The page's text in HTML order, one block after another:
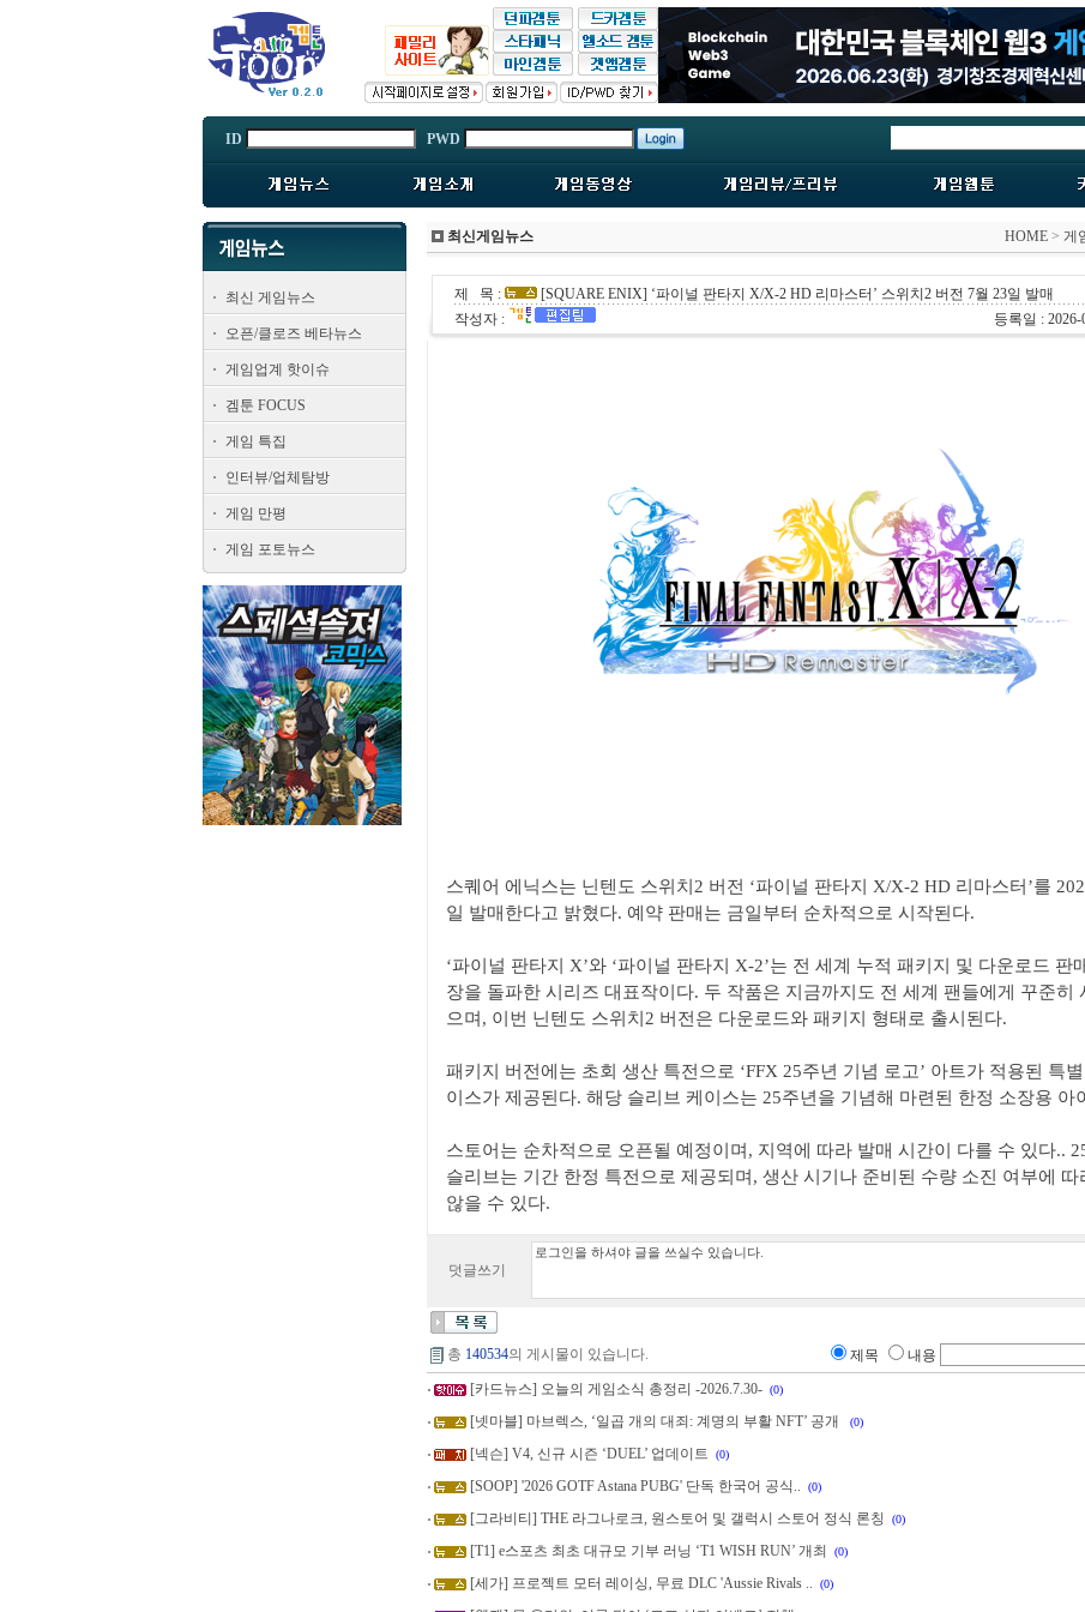
ID PWD
최신 게임뉴스
오픈/클로즈 베타뉴스
게임업계 핫이슈
겜툰 FOCUS
게임 특집
인터뷰/업체탐방
게임 만평
게임 포토뉴스
최신게임뉴스 HOME > 게
제 목 :
[SQUARE ENIX] ‘파이널 판타지 X/X-2 HD 리마스터’ 스위치2 버전 7월 23일 발매
작성자 :
등록일 : 2026-
스퀘어 에닉스는 닌텐도 스위치2 버전 ‘파이널 판타지 X/X-2 HD 리마스터’를
일 발매한다고 밝혔다. 예약 판매는 금일부터 순차적으로 시작된다.
‘파이널 판타지 X’와 ‘파이널 판타지 X-2’는 전 세계 누적 패키지 및 다운로드 판
장을 돌파한 시리즈 대표작이다. 두 작품은 지금까지도 전 세계 팬들에게 꾸준히
으며, 이번 닌텐도 스위치2 버전은 다운로드와 패키지 형태로 출시된다.
패키지 버전에는 초회 생산 특전으로 ‘FFX 25주년 기념 로고’ 아트가 적용된 특별
이스가 제공된다. 해당 슬리브 케이스는 25주년을 기념해 마련된 한정 소장용 아
스토어는 순차적으로 오픈될 예정이며, 지역에 따라 발매 시간이 다를 수 있다..
슬리브는 기간 한정 특전으로 제공되며, 생산 시기나 준비된 수량 소진 여부에 따
않을 수 있다.
덧글쓰기
총 140534의 게시물이 있습니다. 제목
내용
[카드뉴스] 오늘의 게임소식 총정리 -2026.7.30- (0)
[넷마블] 마브렉스, ‘일곱 개의 대죄: 계명의 부활 NFT’ 공개
(0)
[넥슨] V4, 신규 시즌 ‘DUEL’ 업데이트
(0)
[SOOP] '2026 GOTF Astana PUBG' 단독 한국어 공식..
(0)
[그라비티] THE 라그나로크, 원스토어 및 갤럭시 스토어 정식 론칭
(0)
[T1] e스포츠 최초 대규모 기부 러닝 ‘T1 WISH RUN’ 개최
(0)
[세가] 프로젝트 모터 레이싱, 무료 DLC 'Aussie Rivals ..
(0)